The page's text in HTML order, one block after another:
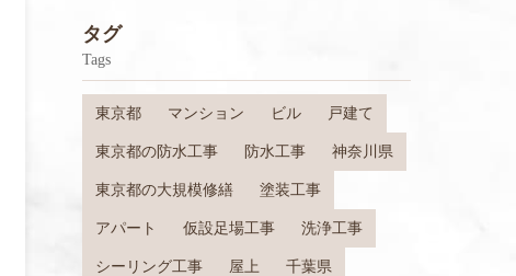
タグ
Tags
東京都 マンション ビル 戸建て
東京都の防水工事 防水工事 神奈川県
東京都の大規模修繕 塗装工事
アパート 仮設足場工事 洗浄工事
シーリング工事 屋上 千葉県